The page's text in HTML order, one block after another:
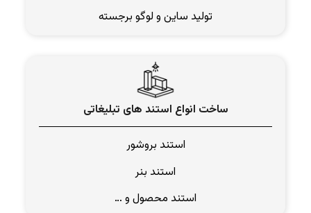
تولید ساین و لوگو برجسته
ساخت انواع استند های تبلیغاتی
استند بروشور
استند بنر
استند محصول و …